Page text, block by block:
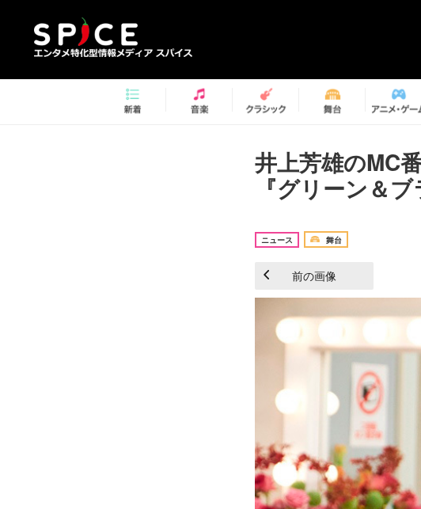
井上芳雄のMC
『グリーン＆
ニュース 舞台
前の画像